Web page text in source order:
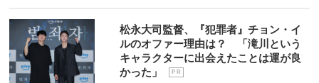
松永大司監督、『犯罪者』チョン・イ
ルのオファー理由は？ 「滝川という
キャラクターに出会えたことは運が良
かった」
P R